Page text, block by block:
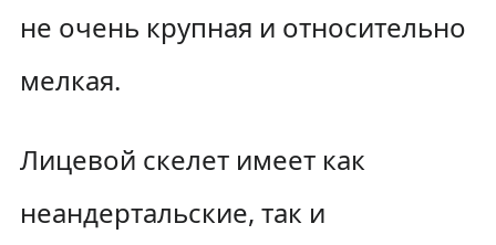
не очень крупная и относительно
мелкая.
Лицевой скелет имеет как
неандертальские, так и